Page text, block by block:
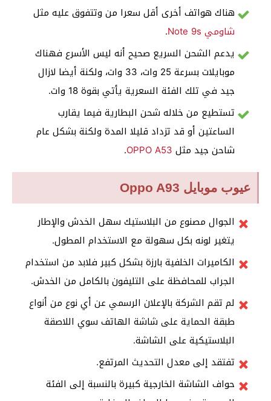
هناك هواتف أخرى أقل سعرا من وتتفوق عليه مثل
شاومي Note 9s
.
يدعم الشحن السريع صحيح أنه ليس الأسرع فهناك
موبايلات بسرعة 25 وات، 33 وات، ولكنة أيضا لازال
جيد في تلك الفئة السعرية يأتي بقوة 18 وات.
تستطيع من خلاله شحن البطارية فيما يقارب
الساعتين أو قد تزداد قليلا المدة ولكنة بشكل عام
شاحن جيد مثل OPPO A53
.
عيوب موبايل Oppo A93
الجوال مصنوع من البلاستيك سهل الخدش والإطار
يتغير لونه بكل سهولة مع الاستخدام المطول.
الكاميرات الخلفية بارزة بشكل كبير فلابد من استخدام
الجراب للمحافظة على التليفون بالكامل من الخدش.
لم تقم الشركة بالإعلان الرسمي عن أي نوع من أنواع
طبقة الحماية على شاشة الهاتف سوي اللاصقة
البلاستيكية على الشاشة.
تفتقد إلى معدل التحديث المرتفع.
حواف الشاشة الخارجية كبيرة بالنسبة إلى الفئة